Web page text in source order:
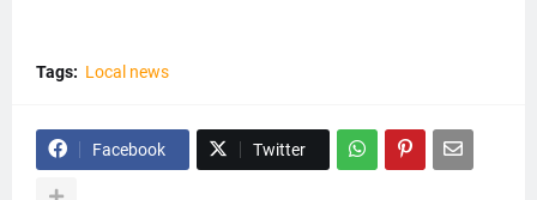
Tags: Local news
Facebook Twitter